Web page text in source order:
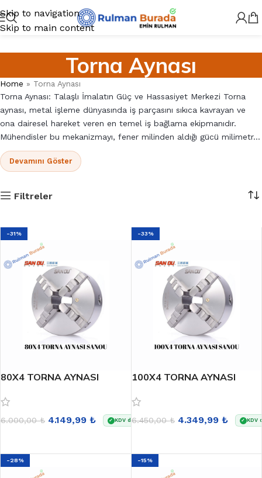
Skip to navigation
Skip to main content
Torna Aynası
Home » Torna Aynası
Torna Aynası: Talaşlı İmalatın Güç ve Hassasiyet Merkezi Torna
aynası, metal işleme dünyasında iş parçasını sıkıca kavrayan ve
ona dairesel hareket veren en temel iş bağlama ekipmanıdır.
Mühendisler bu mekanizmayı, fener milinden aldığı gücü milimetr...
Devamını Göster
Filtreler
-31%
80X4 TORNA AYNASI
6.000,00₺ 4.149,99 ₺ ✓ KDV dahildir
-33%
100X4 TORNA AYNASI
6.450,00₺ 4.349,99 ₺ ✓ KDV
-28% -15%